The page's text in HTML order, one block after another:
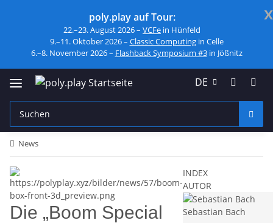
x
poly.play auf Tour:
22.–23. August 2026 – VCFe in Hünfeld
9.–11. Oktober 2026 – Classic Computingin Celle
6.–8. November 2026 – Flashback Symposium #3in Jößnitz
DE
News
INDEX
AUTOR
Sebastian Bach
Die „Boom Special